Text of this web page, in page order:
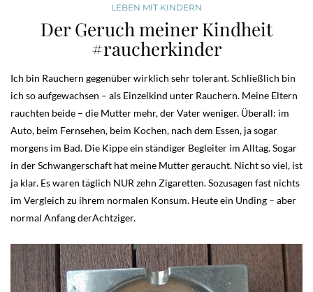
LEBEN MIT KINDERN
Der Geruch meiner Kindheit
#raucherkinder
Ich bin Rauchern gegenüber wirklich sehr tolerant. Schließlich bin
ich so aufgewachsen – als Einzelkind unter Rauchern. Meine Eltern
rauchten beide – die Mutter mehr, der Vater weniger. Überall: im
Auto, beim Fernsehen, beim Kochen, nach dem Essen, ja sogar
morgens im Bad. Die Kippe ein ständiger Begleiter im Alltag. Sogar
in der Schwangerschaft hat meine Mutter geraucht. Nicht so viel, ist
ja klar. Es waren täglich NUR zehn Zigaretten. Sozusagen fast nichts
im Vergleich zu ihrem normalen Konsum. Heute ein Unding – aber
normal Anfang derAchtziger.